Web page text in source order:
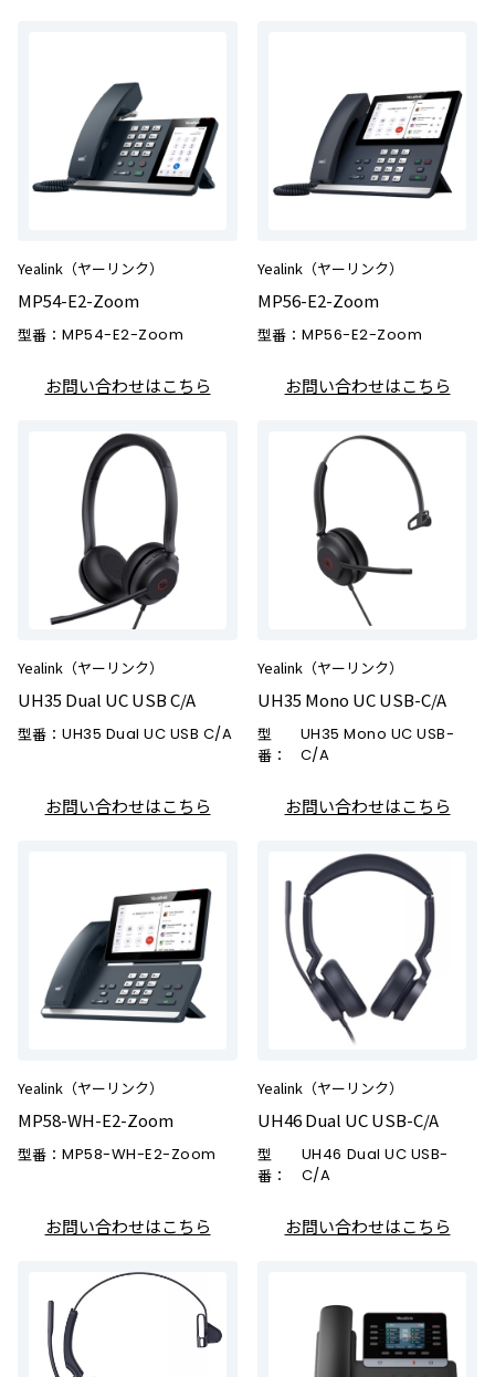
Yealink（ヤーリンク）
MP54-E2-Zoom
型番： MP54-E2-Zoom
お問い合わせはこちら
Yealink（ヤーリンク）
MP56-E2-Zoom
型番： MP56-E2-Zoom
お問い合わせはこちら
Yealink（ヤーリンク）
UH35 Dual UC USB C/A
型番： UH35 Dual UC USB C/A
お問い合わせはこちら
Yealink（ヤーリンク）
UH35 Mono UC USB-C/A
型
番：
UH35 Mono UC USB-
C/A
お問い合わせはこちら
Yealink（ヤーリンク）
MP58-WH-E2-Zoom
型番： MP58-WH-E2-Zoom
お問い合わせはこちら
Yealink（ヤーリンク）
UH46 Dual UC USB-C/A
型
番：
UH46 Dual UC USB-
C/A
お問い合わせはこちら